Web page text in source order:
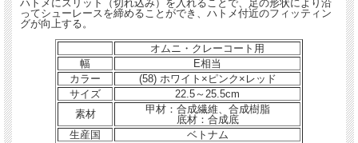
ハトメにスリット（切れ込み）を入れることで、足の形状により沿
ってシューレースを締めることができ、ハトメ付近のフィッティン
グが向上する。
オムニ・クレーコート用
幅
E相当
カラー
(58) ホワイト×ピンク×レッド
サイズ
22.5～25.5cm
素材
甲材：合成繊維、合成樹脂
底材：合成底
生産国
ベトナム